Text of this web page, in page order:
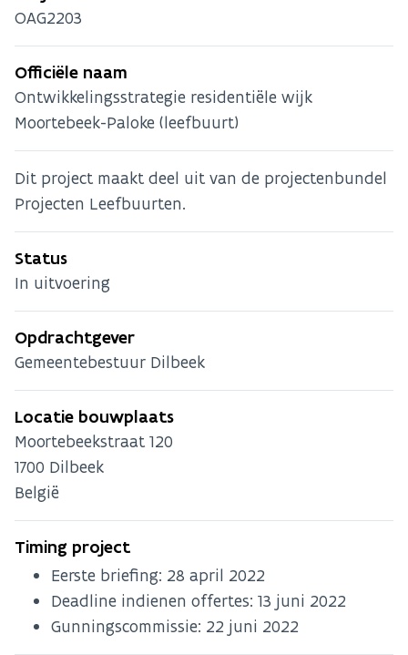
OAG2203
Officiële naam
Ontwikkelingsstrategie residentiële wijk
Moortebeek-Paloke (leefbuurt)
Dit project maakt deel uit van de projectenbundel
Projecten Leefbuurten.
Status
In uitvoering
Opdrachtgever
Gemeentebestuur Dilbeek
Locatie bouwplaats
Moortebeekstraat 120
1700 Dilbeek
België
Timing project
Eerste briefing: 28 april 2022
Deadline indienen offertes: 13 juni 2022
Gunningscommissie: 22 juni 2022